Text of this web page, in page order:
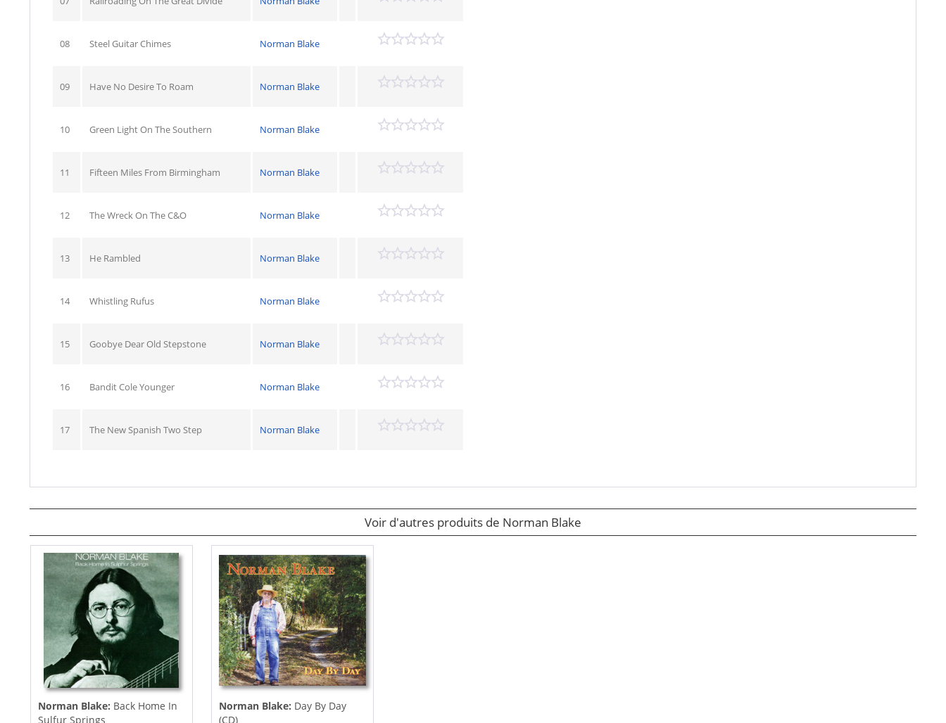
08 Steel Guitar Chimes Norman Blake
09 Have No Desire To Roam Norman Blake
10 Green Light On The Southern Norman Blake
11 Fifteen Miles From Birmingham Norman Blake
12 The Wreck On The C&O Norman Blake
13 He Rambled Norman Blake
14 Whistling Rufus Norman Blake
15 Goobye Dear Old Stepstone Norman Blake
16 Bandit Cole Younger Norman Blake
17 The New Spanish Two Step Norman Blake
Voir d'autres produits de Norman Blake
Norman Blake: Back Home In
Sulfur Springs
Norman Blake: Day By Day
(CD)